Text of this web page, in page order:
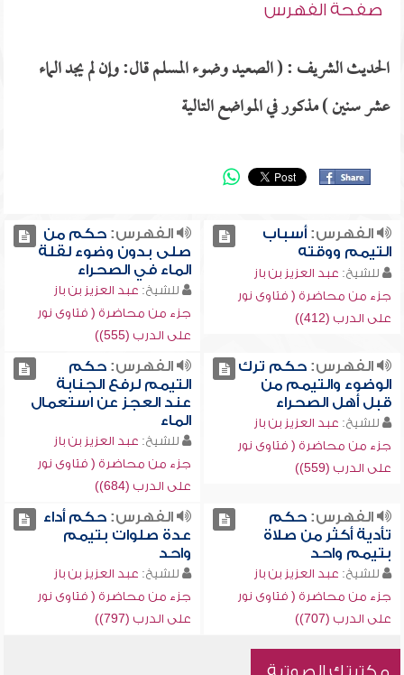
صفحة الفهرس
الحديث الشريف : ( الصعيد وضوء المسلم قال: وإن لم يجد الماء
عشر سنين ) مذكور في المواضع التالية
الفهرس:أسباب
التيمم ووقته
للشيخ: عبد العزيز بن باز
جزء من محاضرة ( فتاوى نور
على الدرب (412))
الفهرس:حكم من
صلى بدون وضوء لقلة
الماء في الصحراء
للشيخ: عبد العزيز بن باز
جزء من محاضرة ( فتاوى نور
على الدرب (555))
الفهرس:حكم ترك
الوضوء والتيمم من
قبل أهل الصحراء
للشيخ: عبد العزيز بن باز
جزء من محاضرة ( فتاوى نور
على الدرب (559))
الفهرس:حكم
التيمم لرفع الجنابة
عند العجز عن استعمال
الماء
للشيخ: عبد العزيز بن باز
جزء من محاضرة ( فتاوى نور
على الدرب (684))
الفهرس:حكم
تأدية أكثر من صلاة
بتيمم واحد
للشيخ: عبد العزيز بن باز
جزء من محاضرة ( فتاوى نور
على الدرب (707))
الفهرس:حكم أداء
عدة صلوات بتيمم
واحد
للشيخ: عبد العزيز بن باز
جزء من محاضرة ( فتاوى نور
على الدرب (797))